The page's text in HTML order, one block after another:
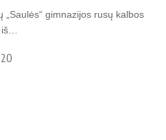
gimnazijos rusų kalbos
iš…